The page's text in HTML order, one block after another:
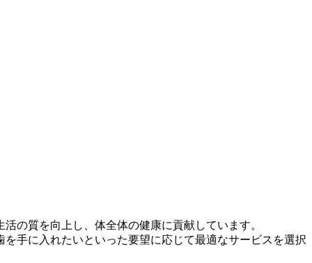
の質を向上し、体全体の健康に貢献しています。
手に入れたいといった要望に応じて最適なサービスを選択